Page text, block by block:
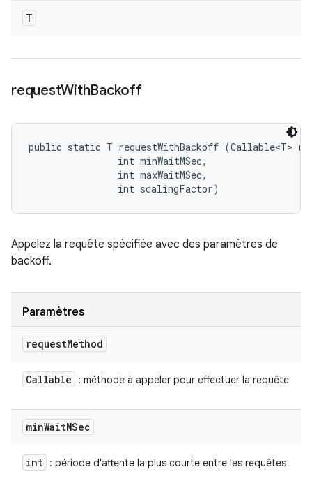
T
requestWithBackoff
public static T requestWithBackoff (Callable<T>
                int minWaitMSec,
                int maxWaitMSec,
                int scalingFactor)
Appelez la requête spécifiée avec des paramètres de
backoff.
Paramètres
requestMethod
Callable : méthode à appeler pour effectuer la requête
minWaitMSec
int : période d'attente la plus courte entre les requêtes